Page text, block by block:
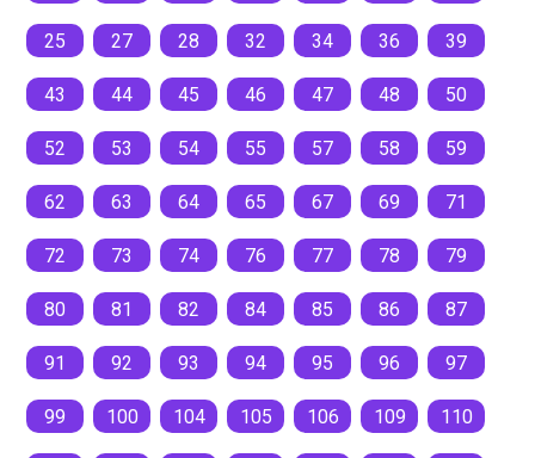
25 27 28 32 34 36 39
43 44 45 46 47 48 50
52 53 54 55 57 58 59
62 63 64 65 67 69 71
72 73 74 76 77 78 79
80 81 82 84 85 86 87
91 92 93 94 95 96 97
99 100 104 105 106 109 110